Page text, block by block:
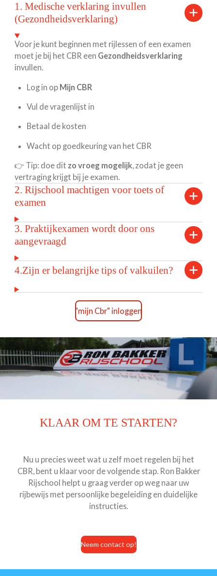
1. Medische verklaring invullen
(Gezondheidsverklaring)
Voor je kunt beginnen met rijlessen of een examen
moet je bij het CBR een Gezondheidsverklaring
invullen.
Log in op Mijn CBR
Vul de vragenlijst in
Betaal de kosten
Wacht op goedkeuring van het CBR
👉 Tip: doe dit zo vroeg mogelijk, zodat je geen
vertraging krijgt bij je examen.
2. Rijschool machtigen voor toets of
examen
3. Praktijkexamen wordt door ons
aangevraagd
4.Zijn er belangrijke tips of valkuilen?
"mijn Cbr" inloggen
KLAAR OM TE STARTEN?
Nu u precies weet wat u zelf moet regelen bij het
CBR, bent u klaar voor de volgende stap. Ron Bakker
Rijschool helpt u graag verder op weg naar uw
rijbewijs met persoonlijke begeleiding en duidelijke
instructies.
Neem contact op!